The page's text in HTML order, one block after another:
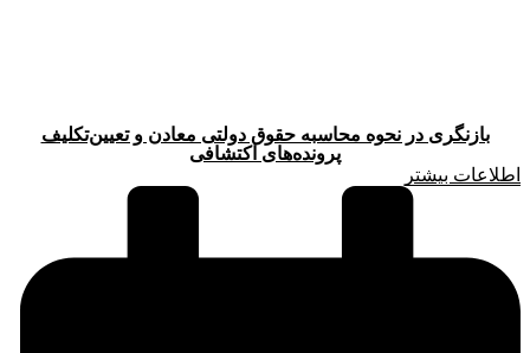
بازنگری در نحوه محاسبه حقوق دولتی معادن و تعیین‌تکلیف
پرونده‌های اکتشافی
اطلاعات بیشتر